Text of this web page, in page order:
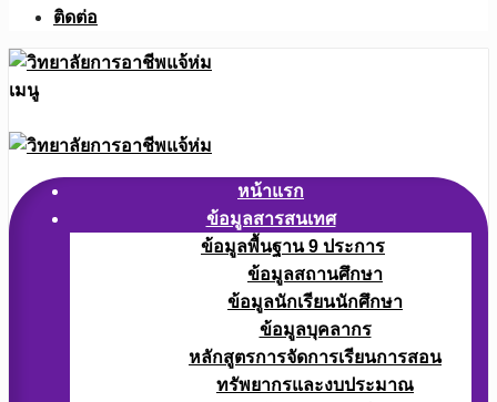
ติดต่อ
เมนู
หน้าแรก
ข้อมูลสารสนเทศ
ข้อมูลพื้นฐาน 9 ประการ
ข้อมูลสถานศึกษา
ข้อมูลนักเรียนนักศึกษา
ข้อมูลบุคลากร
หลักสูตรการจัดการเรียนการสอน
ทรัพยากรและงบประมาณ